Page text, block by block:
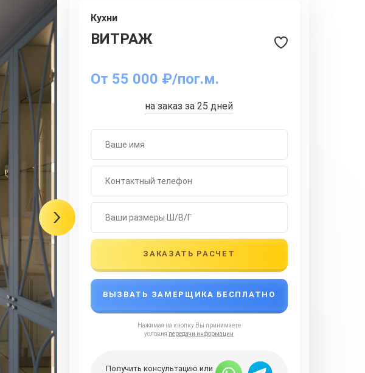
Кухни
ВИТРАЖ
От 55 000 ₽/пог.м.
на заказ за 25 дней
ЗАКАЗАТЬ РАСЧЕТ
ВЫЗВАТЬ ЗАМЕРЩИКА БЕСПЛАТНО
Нажимая на кнопку Вы принимаете
условия передачи информации
Получить консультацию или